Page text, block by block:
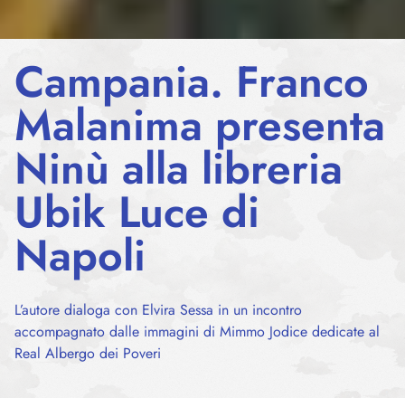
Campania. Franco
Malanima presenta
Ninù alla libreria
Ubik Luce di
Napoli
L’autore dialoga con Elvira Sessa in un incontro
accompagnato dalle immagini di Mimmo Jodice dedicate al
Real Albergo dei Poveri